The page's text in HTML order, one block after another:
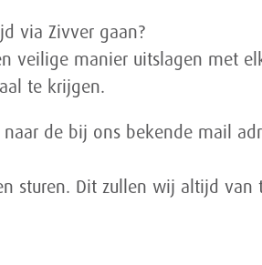
via Zivver gaan?
veilige manier uitslagen met
te krijgen.
de bij ons bekende mail
sturen. Dit zullen wij altijd van